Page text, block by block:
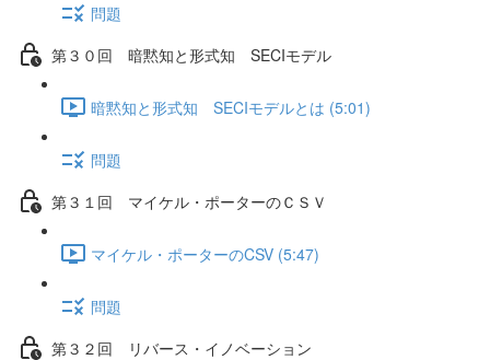
問題
第３０回 暗黙知と形式知 SECIモデル
暗黙知と形式知 SECIモデルとは (5:01)
問題
第３１回 マイケル・ポーターのＣＳＶ
マイケル・ポーターのCSV (5:47)
問題
第３２回 リバース・イノベーション